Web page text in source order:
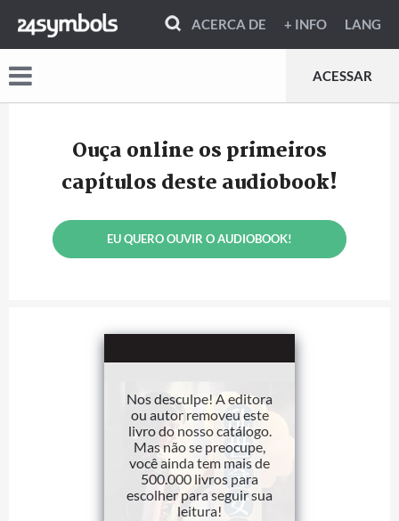
ACERCA DE + INFO LANG
ACESSAR
Ouça online os primeiros
capítulos deste audiobook!
EU QUERO OUVIR O AUDIOBOOK!
Nos desculpe! A editora
ou autor removeu este
livro do nosso catálogo.
Mas não se preocupe,
você ainda tem mais de
500.000 livros para
escolher para seguir sua
leitura!